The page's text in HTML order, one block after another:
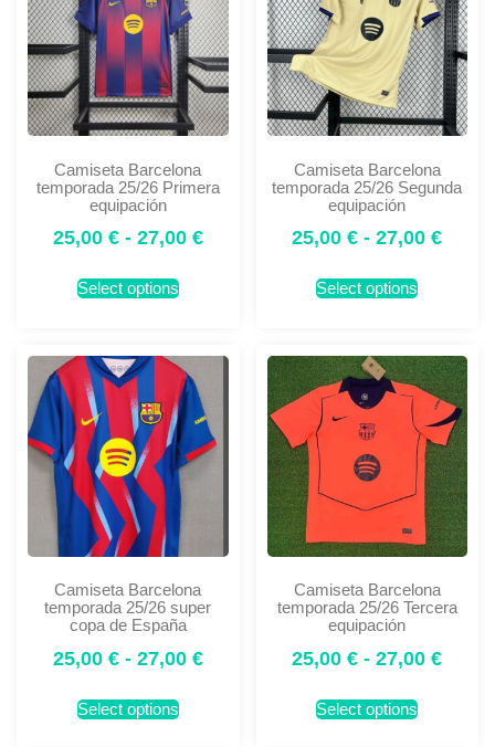
Camiseta Barcelona
temporada 25/26 Primera
equipación
25,00 € - 27,00 €
Select options
Camiseta Barcelona
temporada 25/26 Segunda
equipación
25,00€ - 27,00€
Select options
Camiseta Barcelona
temporada 25/26 super
copa de España
25,00 € - 27,00 €
Select options
Camiseta Barcelona
temporada 25/26 Tercera
equipación
25,00€ - 27,00€
Select options